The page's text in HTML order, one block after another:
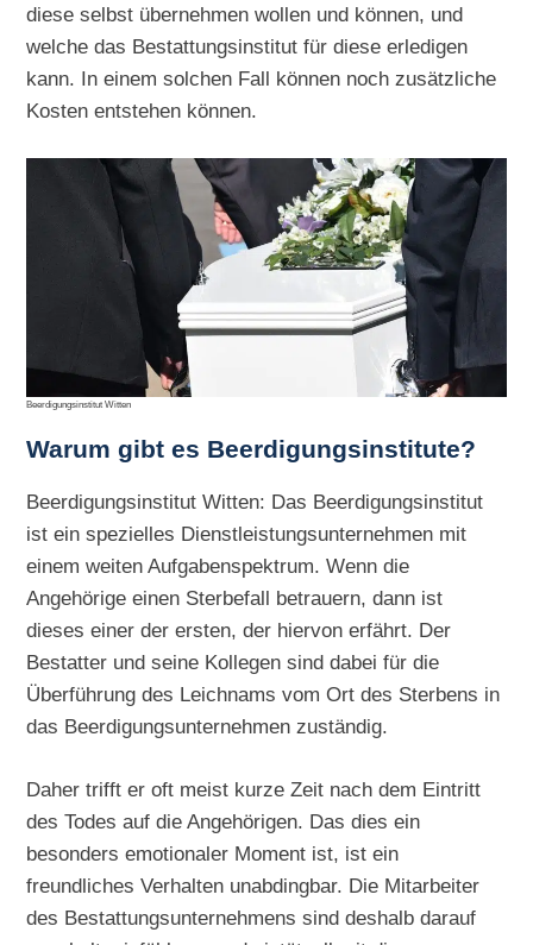
diese selbst übernehmen wollen und können, und
welche das Bestattungsinstitut für diese erledigen
kann. In einem solchen Fall können noch zusätzliche
Kosten entstehen können.
Beerdigungsinstitut Witten
Warum gibt es Beerdigungsinstitute?
Beerdigungsinstitut Witten: Das Beerdigungsinstitut
ist ein spezielles Dienstleistungsunternehmen mit
einem weiten Aufgabenspektrum. Wenn die
Angehörige einen Sterbefall betrauern, dann ist
dieses einer der ersten, der hiervon erfährt. Der
Bestatter und seine Kollegen sind dabei für die
Überführung des Leichnams vom Ort des Sterbens in
das Beerdigungsunternehmen zuständig.
Daher trifft er oft meist kurze Zeit nach dem Eintritt
des Todes auf die Angehörigen. Das dies ein
besonders emotionaler Moment ist, ist ein
freundliches Verhalten unabdingbar. Die Mitarbeiter
des Bestattungsunternehmens sind deshalb darauf